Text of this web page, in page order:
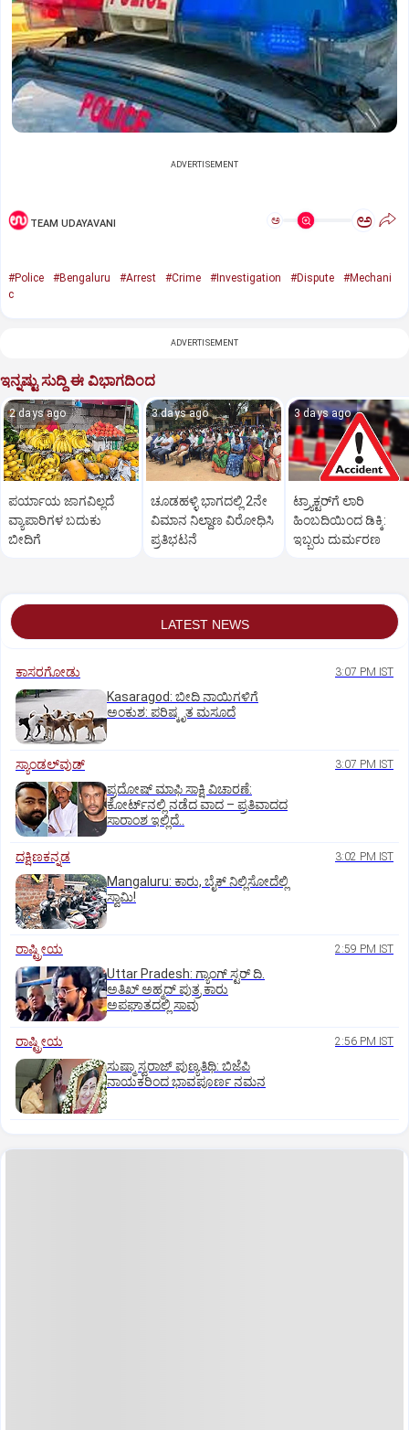
ADVERTISEMENT
TEAM UDAYAVANI ಅ ಅ
#Police #Bengaluru #Arrest #Crime #Investigation #Dispute
#Mechani
c
ADVERTISEMENT
ಇನ್ನಷ್ಟು ಸುದ್ದಿ ಈ ವಿಭಾಗದಿಂದ
2 days ago
ಪರ್ಯಾಯ ಜಾಗವಿಲ್ಲದೆ
ವ್ಯಾಪಾರಿಗಳ ಬದುಕು
ಬೀದಿಗೆ
3 days ago
ಚೂಡಹಳ್ಳಿ ಭಾಗದಲ್ಲಿ 2ನೇ
ವಿಮಾನ ನಿಲ್ದಾಣ ವಿರೋಧಿಸಿ
ಪ್ರತಿಭಟನೆ
3 days ago
ಟ್ರ್ಯಾಕ್ಟರ್‌ಗೆ ಲಾರಿ
ಹಿಂಬದಿಯಿಂದ ಡಿಕ್ಕಿ:
ಇಬ್ಬರು ದುರ್ಮರಣ
LATEST NEWS
ಕಾಸರಗೋಡು 3:07 PM IST
Kasaragod: ಬೀದಿ ನಾಯಿಗಳಿಗೆ
ಅಂಕುಶ: ಪರಿಷ್ಕೃತ ಮಸೂದೆ
ಸ್ಯಾಂಡಲ್‌ವುಡ್‌ 3:07 PM IST
ಪ್ರದೋಷ್ ಮಾಫಿ ಸಾಕ್ಷಿ ವಿಚಾರಣೆ:
ಕೋರ್ಟ್‌ನಲ್ಲಿ ನಡೆದ ವಾದ – ಪ್ರತಿವಾದದ
ಸಾರಾಂಶ ಇಲ್ಲಿದೆ..
ದಕ್ಷಿಣಕನ್ನಡ 3:02 PM IST
Mangaluru: ಕಾರು, ಬೈಕ್‌ ನಿಲ್ಲಿಸೋದೆಲ್ಲಿ
ಸ್ವಾಮಿ!
ರಾಷ್ಟ್ರೀಯ 2:59 PM IST
Uttar Pradesh: ಗ್ಯಾಂಗ್ ಸ್ಟರ್‌ ದಿ.
ಅತಿಖ್ ಅಹ್ಮದ್ ಪುತ್ರ ಕಾರು
ಅಪಘಾತದಲ್ಲಿ ಸಾವು
ರಾಷ್ಟ್ರೀಯ 2:56 PM IST
ಸುಷ್ಮಾ ಸ್ವರಾಜ್ ಪುಣ್ಯತಿಥಿ: ಬಿಜೆಪಿ
ನಾಯಕರಿಂದ ಭಾವಪೂರ್ಣ ನಮನ